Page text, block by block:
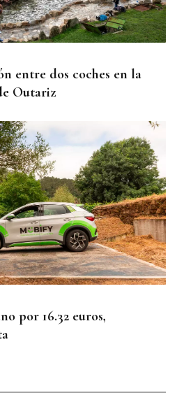
entre dos coches en la
Outariz
por 16.32 euros,